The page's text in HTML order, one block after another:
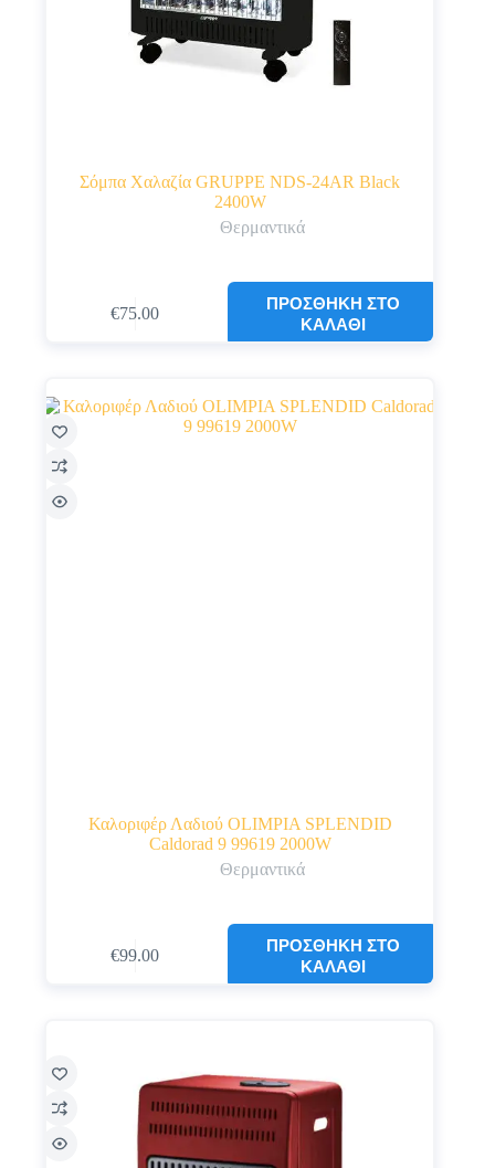
Σόμπα Χαλαζία GRUPPE NDS-24AR Black
2400W
Θερμαντικά
€75.00
ΠΡΟΣΘΉΚΗ ΣΤΟ
ΚΑΛΆΘΙ
Καλοριφέρ Λαδιού OLIMPIA SPLENDID
Caldorad 9 99619 2000W
Θερμαντικά
€99.00
ΠΡΟΣΘΉΚΗ ΣΤΟ
ΚΑΛΆΘΙ